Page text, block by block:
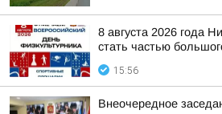
8 августа 2026 года
стать частью
15:56
Внеочередное